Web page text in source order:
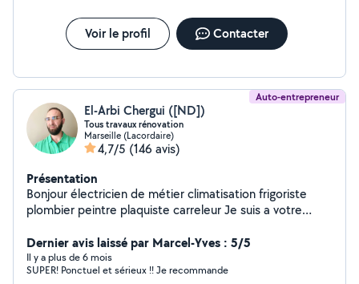
Voir le profil Contacter
Auto-entrepreneur
El-Arbi Chergui ([ND])
Tous travaux rénovation
Marseille (Lacordaire)
4,7/5 (146 avis)
Présentation
Bonjour électricien de métier climatisation frigoriste
plombier peintre plaquiste carreleur Je suis a votre
équipé carrelage Instalation de clim montage meuble
peinture portail électrique plomberie dressing 20ans
dexpérience jai tous les outil nécessaire a votre service
Dernier avis laissé par Marcel-Yves : 5/5
Il y a plus de 6 mois
SUPER! Ponctuel et sérieux !! Je recommande